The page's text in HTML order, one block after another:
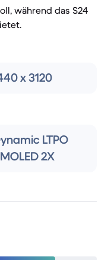
während das S24
x 3120
LTPO
2X